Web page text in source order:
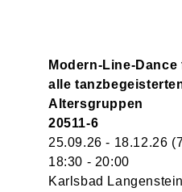
Modern-Line-
alle
Altersgruppen
20511-6
25.09.26 - 18.12.26
18:30 - 20:00
Karlsbad